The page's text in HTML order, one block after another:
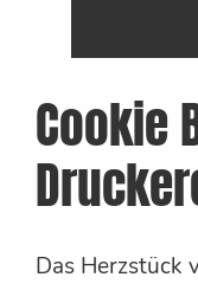
Cookie
Das Herzstück